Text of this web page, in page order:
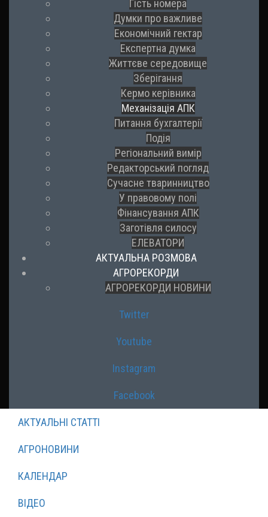
Гість номера
Думки про важливе
Економічний гектар
Експертна думка
Життєве середовище
Зберігання
Кермо керівника
Механізація АПК
Питання бухгалтерії
Подія
Регіональний вимір
Редакторський погляд
Сучасне тваринництво
У правовому полі
Фінансування АПК
Заготівля силосу
ЕЛЕВАТОРИ
АКТУАЛЬНА РОЗМОВА
АГРОРЕКОРДИ
АГРОРЕКОРДИ НОВИНИ
Twitter
Youtube
Instagram
Facebook
АКТУАЛЬНІ СТАТТІ
АГРОНОВИНИ
КАЛЕНДАР
ВІДЕО